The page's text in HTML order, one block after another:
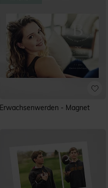
Erwachsenwerden - Magnet